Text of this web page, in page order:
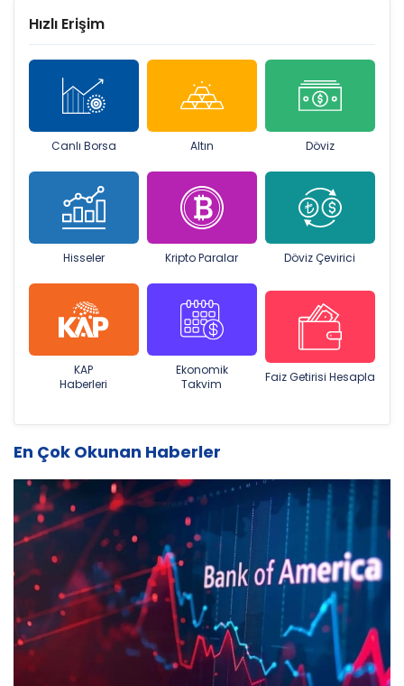
Hızlı Erişim
Canlı Borsa Altın Döviz
Hisseler Kripto Paralar Döviz Çevirici
KAP
Haberleri
Ekonomik
Takvim
Faiz Getirisi Hesapla
En Çok Okunan Haberler